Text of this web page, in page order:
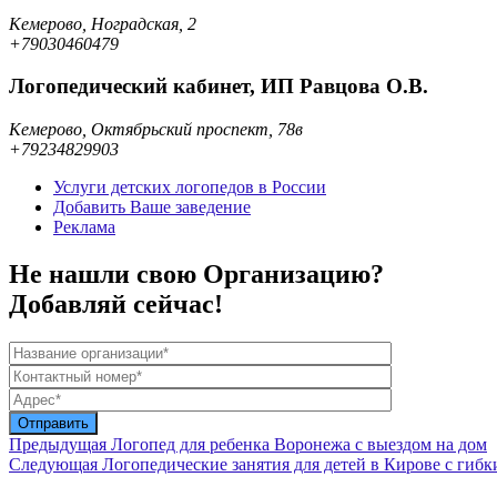
Кемерово, Ноградская, 2
+79030460479
Логопедический кабинет, ИП Равцова О.В.
Кемерово, Октябрьский проспект, 78в
+79234829903
Услуги детских логопедов в России
Добавить Ваше заведение
Реклама
Не нашли свою Организацию?
Добавляй сейчас!
Предыдущая Логопед для ребенка Воронежа с выездом на дом
Следующая Логопедические занятия для детей в Кирове с